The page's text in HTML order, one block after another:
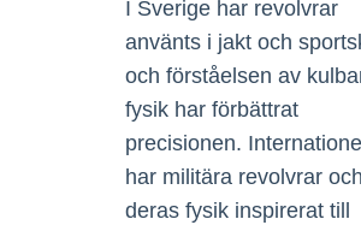
I Sverige har revolvrar
använts i jakt och
och förståelsen av
fysik har förbättrat
precisionen.
har militära revolvrar och
deras fysik inspirerat till